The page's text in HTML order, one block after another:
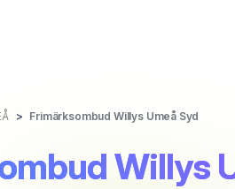
Frimärksombud Willys Umeå Syd
Willys